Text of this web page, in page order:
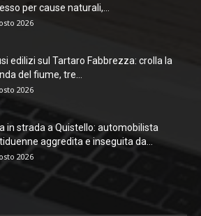
per cause naturali,...
2026
edilizi sul Tartaro Fabbrezza: crolla la
del fiume, tre...
2026
in strada a Quistello: automobilista
aggredita e inseguita da...
2026